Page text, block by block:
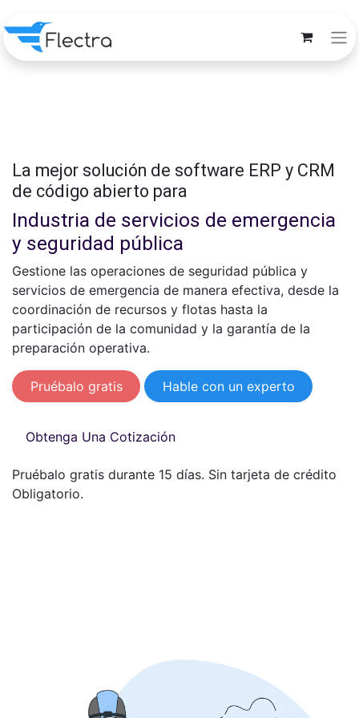
La mejor solución de software ERP y CRM
de código abierto para
Industria de servicios de emergencia
y seguridad pública
Gestione las operaciones de seguridad pública y
servicios de emergencia de manera efectiva, desde la
coordinación de recursos y flotas hasta la
participación de la comunidad y la garantía de la
preparación operativa.
Pruébalo gratis Hable con un experto
Obtenga Una Cotización
Pruébalo gratis durante 15 días. Sin tarjeta de crédito
Obligatorio.